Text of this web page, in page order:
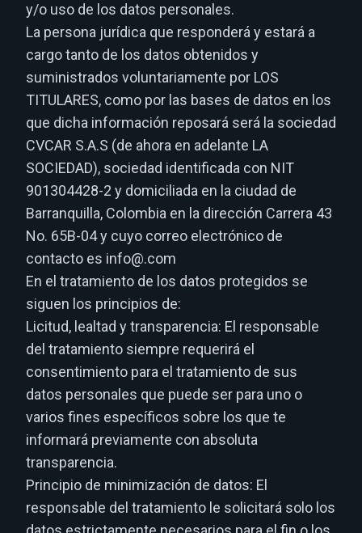
y/o uso de los datos personales.
La persona jurídica que responderá y estará a
cargo tanto de los datos obtenidos y
suministrados voluntariamente por LOS
TITULARES, como por las bases de datos en los
que dicha información reposará será la sociedad
CVCAR S.A.S (de ahora en adelante LA
SOCIEDAD), sociedad identificada con NIT
901304428-2 y domiciliada en la ciudad de
Barranquilla, Colombia en la dirección Carrera 43
No. 65B-04 y cuyo correo electrónico de
contacto es info@.com
En el tratamiento de los datos protegidos se
siguen los principios de:
Licitud, lealtad y transparencia: El responsable
del tratamiento siempre requerirá el
consentimiento para el tratamiento de sus
datos personales que puede ser para uno o
varios fines específicos sobre los que te
informará previamente con absoluta
transparencia.
Principio de minimización de datos: El
responsable del tratamiento le solicitará solo los